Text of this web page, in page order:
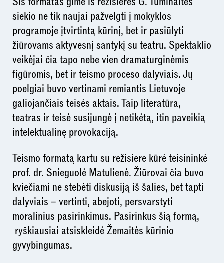
siekio ne tik naujai pažvelgti į mokyklos
programoje įtvirtintą kūrinį, bet ir pasiūlyti
žiūrovams aktyvesnį santykį su teatru. Spektaklio
veikėjai čia tapo nebe vien dramaturginėmis
figūromis, bet ir teismo proceso dalyviais. Jų
poelgiai buvo vertinami remiantis Lietuvoje
galiojančiais teisės aktais. Taip literatūra,
teatras ir teisė susijungė į netikėtą, itin paveikią
intelektualinę provokaciją.
Teismo formatą kartu su režisiere kūrė teisininkė
prof. dr. Snieguolė Matulienė. Žiūrovai čia buvo
kviečiami ne stebėti diskusiją iš šalies, bet tapti
dalyviais – vertinti, abejoti, persvarstyti
moralinius pasirinkimus. Pasirinkus šią formą,
ryškiausiai atsiskleidė Žemaitės kūrinio
gyvybingumas.